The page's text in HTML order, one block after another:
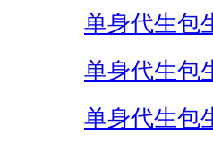
单身代生包
单身代生包
单身代生包